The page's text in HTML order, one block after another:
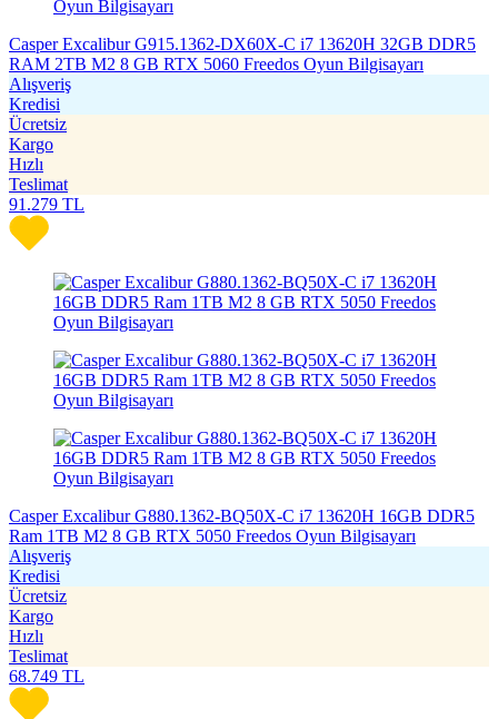
Casper Excalibur G915.1362-DX60X-C i7 13620H 32GB DDR5
RAM 2TB M2 8 GB RTX 5060 Freedos Oyun Bilgisayarı
Alışveriş
Kredisi
Ücretsiz
Kargo
Hızlı
Teslimat
91.279 TL
Casper Excalibur G880.1362-BQ50X-C i7 13620H 16GB DDR5
Ram 1TB M2 8 GB RTX 5050 Freedos Oyun Bilgisayarı
Alışveriş
Kredisi
Ücretsiz
Kargo
Hızlı
Teslimat
68.749 TL